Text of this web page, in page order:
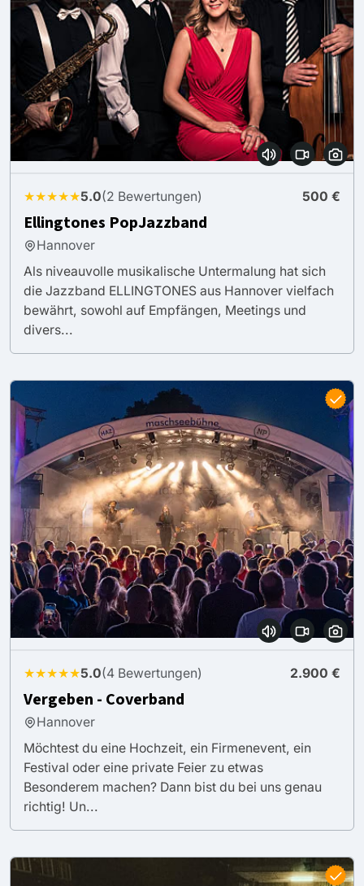
★★★★★5.0(2 Bewertungen) 500 €
Ellingtones PopJazzband
Hannover
Als niveauvolle musikalische Untermalung hat sich
die Jazzband ELLINGTONES aus Hannover vielfach
bewährt, sowohl auf Empfängen, Meetings und
divers...
★★★★★5.0(4 Bewertungen) 2.900 €
Vergeben - Coverband
Hannover
Möchtest du eine Hochzeit, ein Firmenevent, ein
Festival oder eine private Feier zu etwas
Besonderem machen? Dann bist du bei uns genau
richtig! Un...